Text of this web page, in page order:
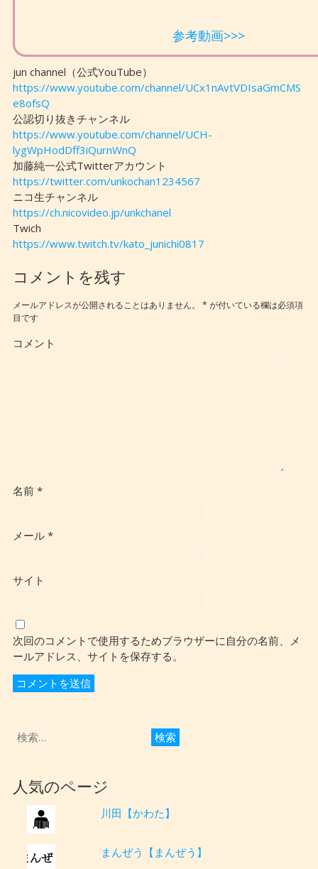
参考動画>>>
jun channel（公式YouTube）
https://www.youtube.com/channel/UCx1nAvtVDIsaGmCMS
e8ofsQ
公認切り抜きチャンネル
https://www.youtube.com/channel/UCH-
lygWpHodDff3iQurnWnQ
加藤純一公式Twitterアカウント
https://twitter.com/unkochan1234567
ニコ生チャンネル
https://ch.nicovideo.jp/unkchanel
Twich
https://www.twitch.tv/kato_junichi0817
コメントを残す
メールアドレスが公開されることはありません。 * が付いている欄は必須項
目です
コメント
名前 *
メール *
サイト
次回のコメントで使用するためブラウザーに自分の名前、メ
ールアドレス、サイトを保存する。
人気のページ
川田【かわた】
まんぜう【まんぜう】